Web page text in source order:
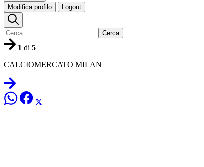
Modifica profilo Logout
Cerca
1 di 5
CALCIOMERCATO MILAN